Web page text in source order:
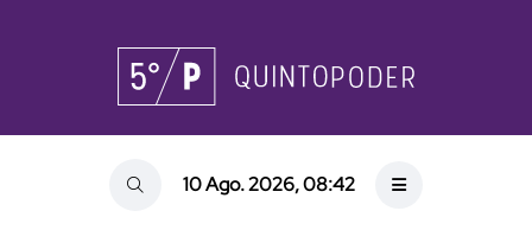
10 Ago. 2026, 08:42